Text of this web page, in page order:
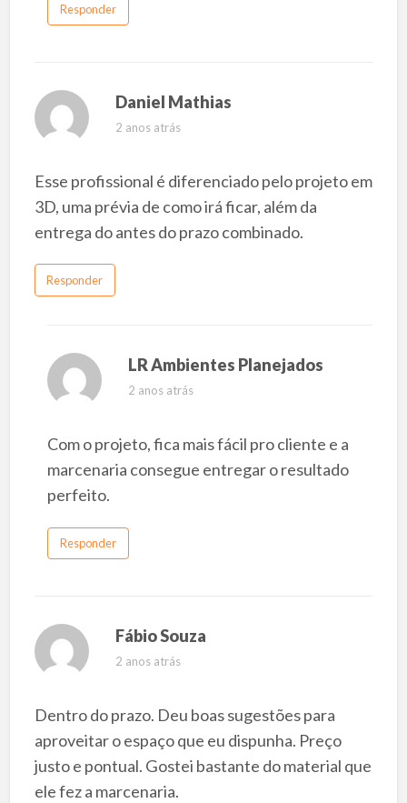
Responder
Daniel Mathias
2 anos atrás
Esse profissional é diferenciado pelo projeto em
3D, uma prévia de como irá ficar, além da
entrega do antes do prazo combinado.
Responder
LR Ambientes Planejados
2 anos atrás
Com o projeto, fica mais fácil pro cliente e a
marcenaria consegue entregar o resultado
perfeito.
Responder
Fábio Souza
2 anos atrás
Dentro do prazo. Deu boas sugestões para
aproveitar o espaço que eu dispunha. Preço
justo e pontual. Gostei bastante do material que
ele fez a marcenaria.